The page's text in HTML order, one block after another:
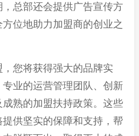
总部还会提供广告宣传方
位地助力加盟商的创业之
您将获得强大的品牌实
业的运营管理团队、创新
熟的加盟扶持政策。这些
供坚实的保障和支持，帮